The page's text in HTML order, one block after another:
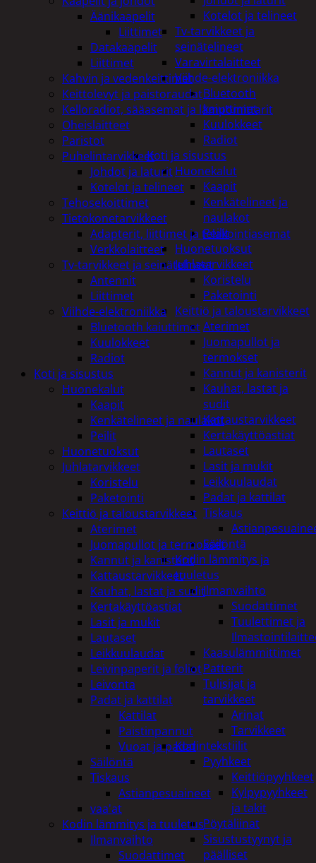
Kotelot ja telineet
Tv-tarvikkeet ja
seinätelineet
Varavirtalaitteet
Viihde-elektroniikka
Bluetooth
kaiuttimet
Kuulokkeet
Radiot
Koti ja sisustus
Huonekalut
Kaapit
Kenkätelineet ja
naulakot
Peilit
Huonetuoksut
Juhlatarvikkeet
Koristelu
Paketointi
Keittiö ja taloustarvikkeet
Aterimet
Juomapullot ja
termokset
Kannut ja kanisterit
Kauhat, lastat ja
sudit
Kattaustarvikkeet
Kertakäyttöastiat
Lautaset
Lasit ja mukit
Leikkuulaudat
Padat ja kattilat
Tiskaus
Säilöntä
Kodin lämmitys ja
tuuletus
Ilmanvaihto
Suodattimet
Tuulettimet ja
Kaasulämmittimet
Patterit
Tulisijat ja
tarvikkeet
Arinat
Tarvikkeet
Kodintekstiilit
Pyyhkeet
Keittiöpyyhkeet
Kylpypyyhkeet
ja takit
Pöytäliinat
Sisustustyynyt ja
päälliset
Äänikaapelit
Liittimet
Datakaapelit
Liittimet
Kahvin ja vedenkeittimet
Keittolevyt ja paistoraudat
Kelloradiot, sääasemat ja lämpömittarit
Oheislaitteet
Paristot
Puhelintarvikkeet
Johdot ja laturit
Kotelot ja telineet
Tehosekoittimet
Tietokonetarvikkeet
Adapterit, liittimet ja telakointiasemat
Verkkolaitteet
Tv-tarvikkeet ja seinätelineet
Antennit
Liittimet
Viihde-elektroniikka
Bluetooth kaiuttimet
Kuulokkeet
Radiot
Koti ja sisustus
Huonekalut
Kaapit
Kenkätelineet ja naulakot
Peilit
Huonetuoksut
Juhlatarvikkeet
Koristelu
Paketointi
Keittiö ja taloustarvikkeet
Aterimet
Juomapullot ja termokset
Kannut ja kanisterit
Kattaustarvikkeet
Kauhat, lastat ja sudit
Kertakäyttöastiat
Lasit ja mukit
Lautaset
Leikkuulaudat
Leivinpaperit ja foliot
Leivonta
Padat ja kattilat
Kattilat
Paistinpannut
Vuoat ja padat
Säilöntä
Tiskaus
Astianpesuaineet
vaa'at
Kodin lämmitys ja tuuletus
Ilmanvaihto
Suodattimet